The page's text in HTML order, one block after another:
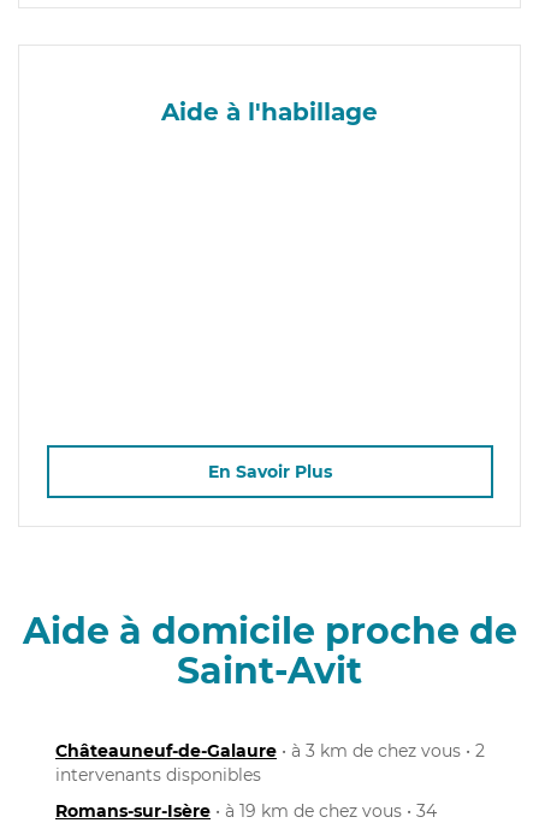
Aide à l'habillage
En Savoir Plus
Aide à domicile proche de
Saint-Avit
Châteauneuf-de-Galaure • à 3 km de chez vous • 2
intervenants disponibles
Romans-sur-Isère • à 19 km de chez vous • 34